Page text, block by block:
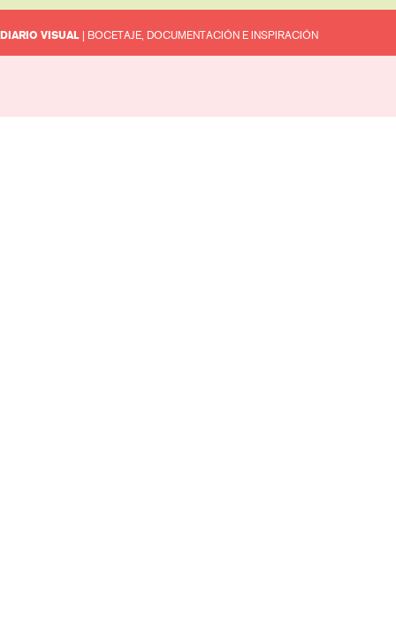
DIARIO VISUAL | BOCETAJE, DOCUMENTACIÓN E INSPIRACIÓN